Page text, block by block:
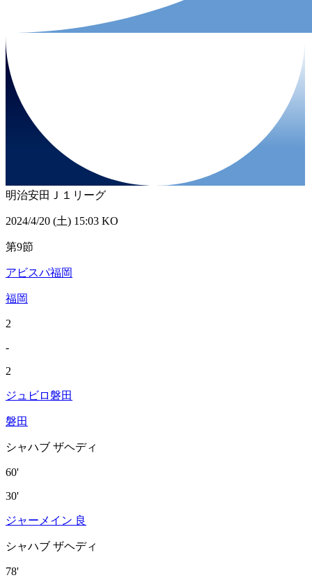
明治安田Ｊ１リーグ
2024/4/20 (土) 15:03 KO
第9節
アビスパ福岡
福岡
2
-
2
ジュビロ磐田
磐田
シャハブ ザヘディ
60'
30'
ジャーメイン 良
シャハブ ザヘディ
78'